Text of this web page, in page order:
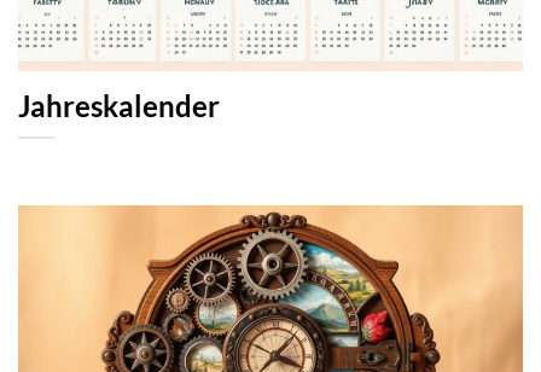
Jahreskalender